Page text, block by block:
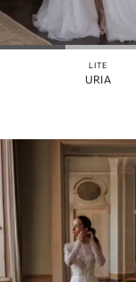
РУКАВА
СЪЕМНАЯ
БРЕТЕЛИ
СПИНА
КОРСЕТ
РАЗРЕЗ
ПО
LITE
URIA